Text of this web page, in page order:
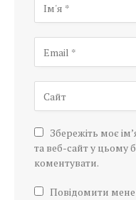
Збережіть моє
та веб-сайт у цьому
коментувати.
Повідомити мене